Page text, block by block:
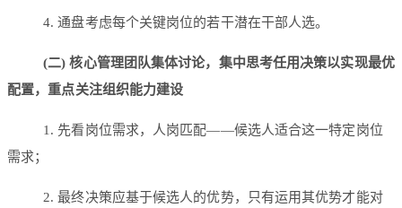
4. 通盘考虑每个关键岗位的若干潜在干部人选。
(二) 核心管理团队集体讨论，集中思考任用决策以实现最优
配置，重点关注组织能力建设
1. 先看岗位需求，人岗匹配——候选人适合这一特定岗位
需求；
2. 最终决策应基于候选人的优势，只有运用其优势才能对